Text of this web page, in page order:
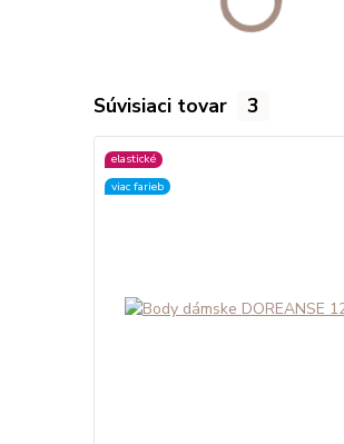
Súvisiaci tovar 3
elastické
viac farieb